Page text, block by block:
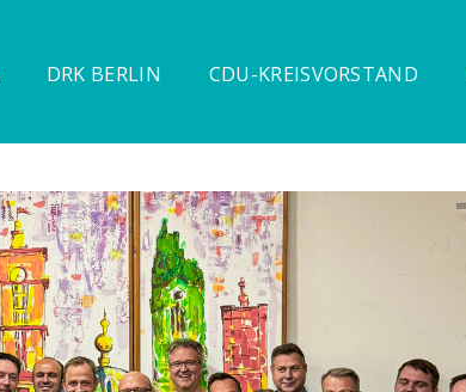
DRK BERLIN CDU-KREISVORSTAND